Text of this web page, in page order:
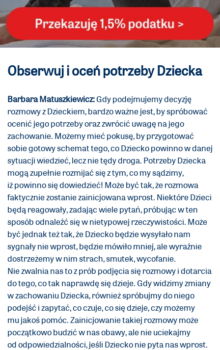
Obserwuj i oceń potrzeby Dziecka
Barbara Matuszkiewicz:Gdy podejmujemy decyzję
rozmowy z Dzieckiem, bardzo ważne jest, by spróbować
ocenić jego potrzeby oraz zwrócić uwagę na jego
zachowanie. Możemy mieć pokusę, by przygotować
sobie gotowy schemat tego, co Dziecko powinno w danej
sytuacji wiedzieć, lecz nie tędy droga. Potrzeby Dziecka
mogą zupełnie rozmijać się z tym, co my sądzimy,
iż powinno się dowiedzieć! Może być tak, że rozmowa
faktycznie zostanie zainicjowana wprost. Niektóre Dzieci
będą reagowały, zadając wiele pytań, próbując w ten
sposób odnaleźć się w nietypowej rzeczywistości. Może
być jednak też tak, że Dziecko będzie wysyłało nam
sygnały nie wprost, będzie mówiło mniej, ale wyraźnie
dostrzeżemy w nim strach, smutek, wycofanie.
Nie zwalnia nas to z prób podjęcia się rozmowy i dotarcia
do tego, co tak naprawdę się dzieje. Gdy widzimy zmiany
w zachowaniu Dziecka, również spróbujmy do niego
podejść i zapytać, co czuje, co się dzieje, czy możemy
mu jakoś pomóc. Zainicjowanie takiej rozmowy może
początkowo budzić w nas obawy, ale nie uciekajmy
od odpowiedzialności, jeśli Dziecko nie pyta nas wprost.